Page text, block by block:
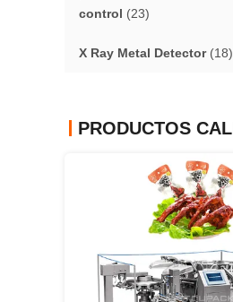
control (23)
X Ray Metal Detector(18)